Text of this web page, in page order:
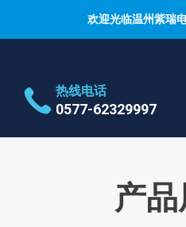
欢迎光临温州紫瑞
乐清市蒲岐
周一~周六
E-Mail
热线电话
0577-62329997
产